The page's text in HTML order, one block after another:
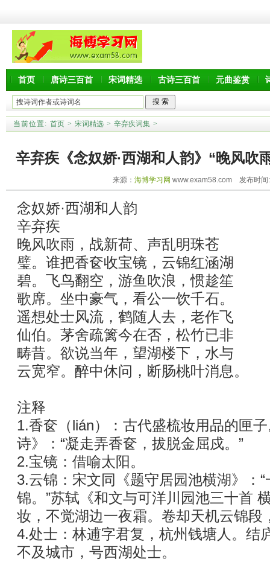
首页 唐诗三百首 宋词精选 古诗三百首 元曲鉴赏
当前位置: 首页 > 宋词精选 > 辛弃疾词集 >
辛弃疾《念奴娇·西湖和人韵》“晚风吹
来源： 海博学习网 www.exam58.com 发布时间
念奴娇·西湖和人韵
辛弃疾
晚风吹雨，战新荷、声乱明珠苍
璧。谁把香奁收宝镜，云锦红涵湖
碧。飞鸟翻空，游鱼吹浪，惯趁笙
歌席。坐中豪气，看公一饮千石。
遥想处士风流，鹤随人去，老作飞
仙伯。茅舍疏篱今在否，松竹已非
畴昔。欲说当年，望湖楼下，水与
云宽窄。醉中休问，断肠桃叶消息。
注释
1.香奁（lián）：古代盛梳妆用品的匣
诗》：“凝走弄香奁，拔脱金屈戍。”
2.宝镜：借喻太阳。
3.云锦：宋文同《题守居园池横湖》：
锦。”苏轼《和文与可洋川园池三十首
妆，不觉湖边一夜霜。卷却天机云锦段
4.处士：林逋字君复，杭州钱塘人。结
不及城市，号西湖处士。